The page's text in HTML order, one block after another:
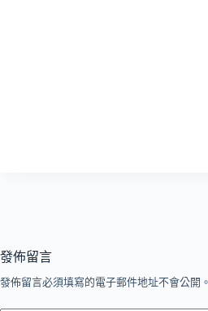
發佈留言
發佈留言必須填寫的電子郵件地址不會公開。